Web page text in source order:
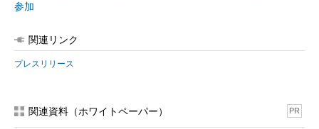
参加
関連リンク
プレスリリース
関連資料（ホワイトペーパー） PR